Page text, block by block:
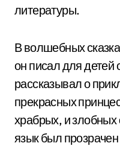
литературы.
В волшебных
он писал для детей
рассказывал о
прекрасных
храбрых, и злобных
язык был